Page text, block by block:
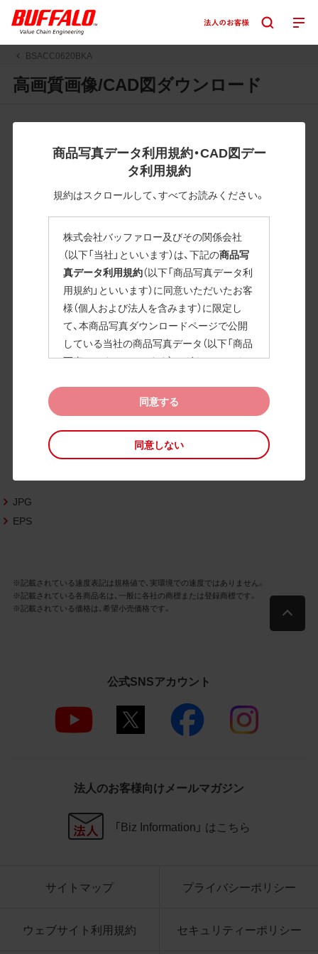
BSACC0620BKA
高画質画像/CAD図ダウンロード
商品写真データ利用規約・CAD図デー
タ利用規約
規約はスクロールして、すべてお読みください。
株式会社バッファロー及びその関係会社
（以下「当社」といいます）は、下記の商品写
真データ利用規約（以下「商品写真データ利
用規約」といいます）に同意いただいたお客
様（個人および法人を含みます）に限定し
て、本商品写真ダウンロードページで公開
している当社の商品写真データ（以下「商品
写真データ」といいます）のダウンロードお
また、当社は、下記のCAD図データ利用規約
（以下「CAD図データ利用規約」といいます）
に同意いただいたお客様に限定して、本CA
D図ダウンロードページで公開している当
いいます）の利用を許諾いたします。
データ利用規約の記載事項は予告なく変更
されることがあります。各データをダウン
商品写真データ利用規約
お客様は、商品写真データに関する著作権
等の一切の権利が当社に帰属することに同
2.利用許諾
当社商品の販売活動（中古による販売の場
合を除く）に関する広告宣伝又は当社商品
ます。当社からの個別の同意を得た場合を
データを利用することはできません。
同意する
同意しない
すと圧縮ファイルのダウンロードが始まります。
JPEG・EPSファイルにはパスが設定されています。画像編集
の際に便利です。PNG画像は原則として背景を透過したもの
を提供しています。
掲載データ「JPEG、PNG : 低解像度(RGBカラー)」 「EPS : 高
解像度(CMYKカラー)」
BSACC0620BKA
高画質画像
JPG
EPS
※記載されている速度表記は規格値で、実環境での速度ではありません。
※記載されている各商品名は、一般に各社の商標または登録商標です。
※記載されている価格は、希望小売価格です。
公式SNSアカウント
法人のお客様向けメールマガジン
「Biz Information」 はこちら
サイトマップ プライバシーポリシー
ウェブサイト利用規約 セキュリティーポリシー